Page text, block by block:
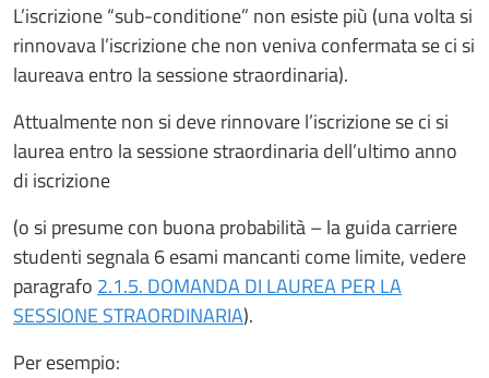
L’iscrizione “sub-conditione” non esiste più (una volta si
rinnovava l’iscrizione che non veniva confermata se ci si
laureava entro la sessione straordinaria).
Attualmente non si deve rinnovare l’iscrizione se ci si
laurea entro la sessione straordinaria dell’ultimo anno
di iscrizione
(o si presume con buona probabilità – la guida carriere
studenti segnala 6 esami mancanti come limite, vedere
paragrafo 2.1.5. DOMANDA DI LAUREA PER LA
SESSIONE STRAORDINARIA).
Per esempio: